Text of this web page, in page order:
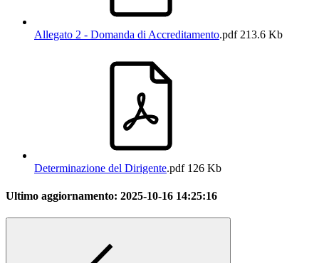
Allegato 2 - Domanda di Accreditamento.pdf213.6 Kb
Determinazione del Dirigente.pdf126 Kb
Ultimo aggiornamento: 2025-10-16 14:25:16